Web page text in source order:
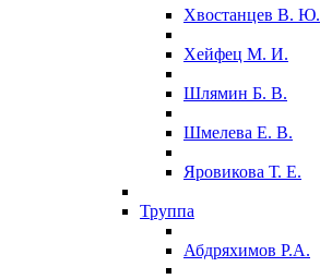
Хвостанцев В. Ю.
Хейфец М. И.
Шлямин Б. В.
Шмелева Е. В.
Яровикова Т. Е.
Труппа
Абдряхимов Р.А.